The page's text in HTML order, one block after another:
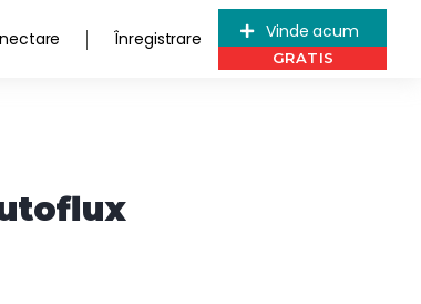
Înregistrare Vinde acum